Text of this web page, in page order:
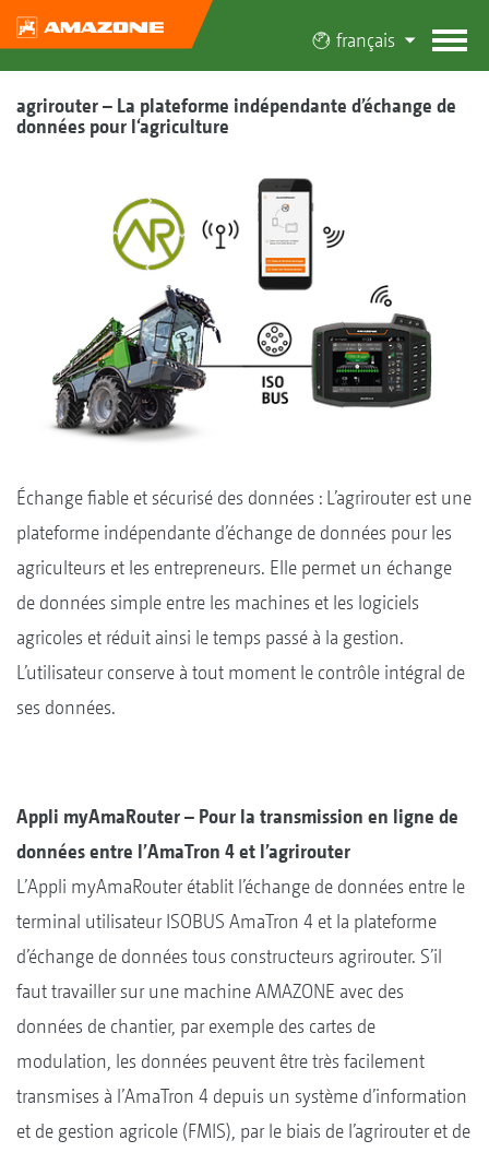
français
agrirouter – La plateforme indépendante d’échange de
données pour l‘agriculture
Échange fiable et sécurisé des données : L’agrirouter est une
plateforme indépendante d’échange de données pour les
agriculteurs et les entrepreneurs. Elle permet un échange
de données simple entre les machines et les logiciels
agricoles et réduit ainsi le temps passé à la gestion.
L’utilisateur conserve à tout moment le contrôle intégral de
ses données.
Appli myAmaRouter – Pour la transmission en ligne de
données entre l’AmaTron 4 et l’agrirouter
L’Appli myAmaRouter établit l’échange de données entre le
terminal utilisateur ISOBUS AmaTron 4 et la plateforme
d’échange de données tous constructeurs agrirouter. S’il
faut travailler sur une machine AMAZONE avec des
données de chantier, par exemple des cartes de
modulation, les données peuvent être très facilement
transmises à l’AmaTron 4 depuis un système d’information
et de gestion agricole (FMIS), par le biais de l’agrirouter et de